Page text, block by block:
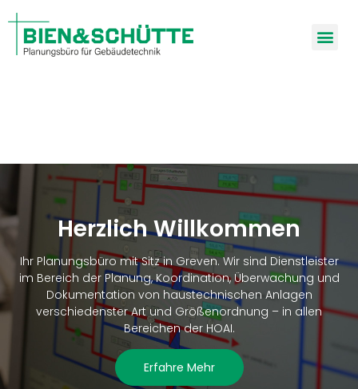
Herzlich Willkommen
Ihr Planungsbüro mit Sitz in Greven. Wir sind Dienstleister
im Bereich der Planung, Koordination, Überwachung und
Dokumentation von haustechnischen Anlagen
verschiedenster Art und Größenordnung – in allen
Bereichen der HOAI.
Erfahre Mehr